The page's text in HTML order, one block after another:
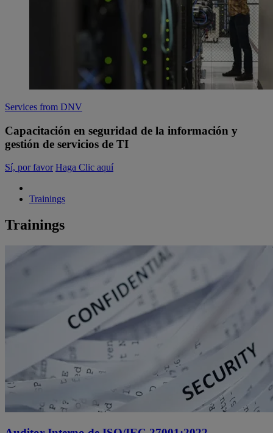
Services from DNV
Capacitación en seguridad de la información y
gestión de servicios de TI
Sí, por favor Haga Clic aquí
Trainings
Trainings